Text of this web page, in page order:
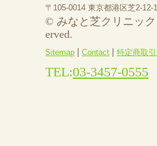
〒105-0014 東京都港区芝2-12-
© みなと芝クリニック
erved.
Sitemap | Contact | 特定商取
TEL:03-3457-0555